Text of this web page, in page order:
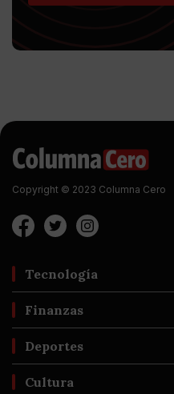
Copyright © 2023 Columna Cero
Tecnología
Finanzas
Deportes
Cultura